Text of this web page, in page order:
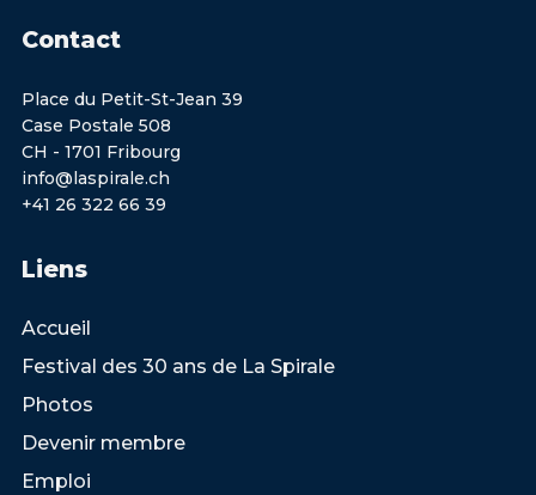
Contact
Place du Petit-St-Jean 39
Case Postale 508
CH - 1701 Fribourg
info@laspirale.ch
+41 26 322 66 39
Liens
Accueil
Festival des 30 ans de La Spirale
Photos
Devenir membre
Emploi